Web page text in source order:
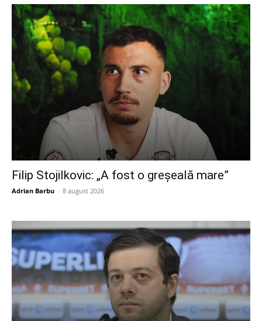
Filip Stojilkovic: „A fost o greșeală mare”
Adrian Barbu - 8 august 2026